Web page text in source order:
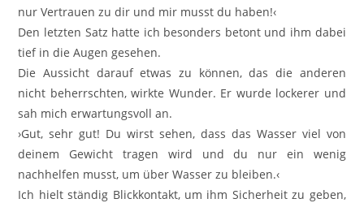
nur Vertrauen zu dir und mir musst du haben!‹
Den letzten Satz hatte ich besonders betont und ihm dabei
tief in die Augen gesehen.
Die Aussicht darauf etwas zu können, das die anderen
nicht beherrschten, wirkte Wunder. Er wurde lockerer und
sah mich erwartungsvoll an.
›Gut, sehr gut! Du wirst sehen, dass das Wasser viel von
deinem Gewicht tragen wird und du nur ein wenig
nachhelfen musst, um über Wasser zu bleiben.‹
Ich hielt ständig Blickkontakt, um ihm Sicherheit zu geben,